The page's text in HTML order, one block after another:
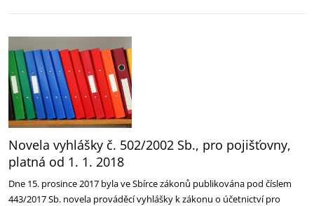
Novela vyhlášky č. 502/2002 Sb., pro pojišťovny,
platná od 1. 1. 2018
Dne 15. prosince 2017 byla ve Sbírce zákonů publikována pod číslem
443/2017 Sb. novela prováděcí vyhlášky k zákonu o účetnictví pro